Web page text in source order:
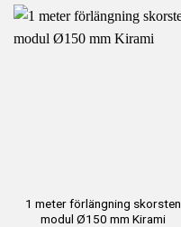
1 meter förlängning skorsten
modul Ø150 mm Kirami